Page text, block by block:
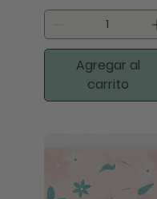
Agregar al
carrito